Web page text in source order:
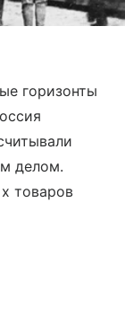
горизонты
делом.
товаров